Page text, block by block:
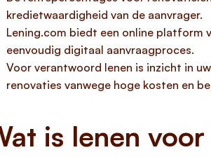
kredietwaardigheid van de aanvrager.
Lening.com biedt een online platform
eenvoudig digitaal aanvraagproces.
Voor verantwoord lenen is inzicht in
renovaties vanwege hoge kosten en
is lenen